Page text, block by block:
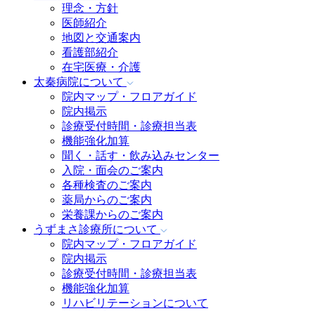
理念・方針
医師紹介
地図と交通案内
看護部紹介
在宅医療・介護
太秦病院について
院内マップ・フロアガイド
院内掲示
診療受付時間・診療担当表
機能強化加算
聞く・話す・飲み込みセンター
入院・面会のご案内
各種検査のご案内
薬局からのご案内
栄養課からのご案内
うずまさ診療所について
院内マップ・フロアガイド
院内掲示
診療受付時間・診療担当表
機能強化加算
リハビリテーションについて